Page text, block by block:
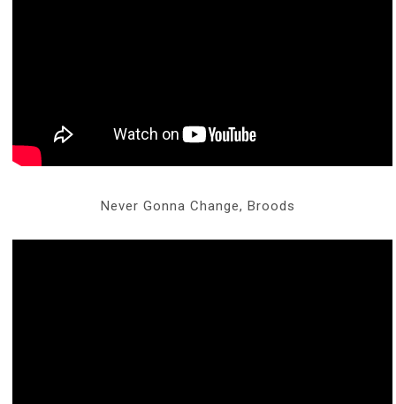
Never Gonna Change, Broods